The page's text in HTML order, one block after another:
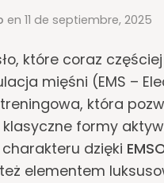
en 11 de septiembre, 2025
które coraz
mięśni (EMS –
która
formy
dzięki
elementem